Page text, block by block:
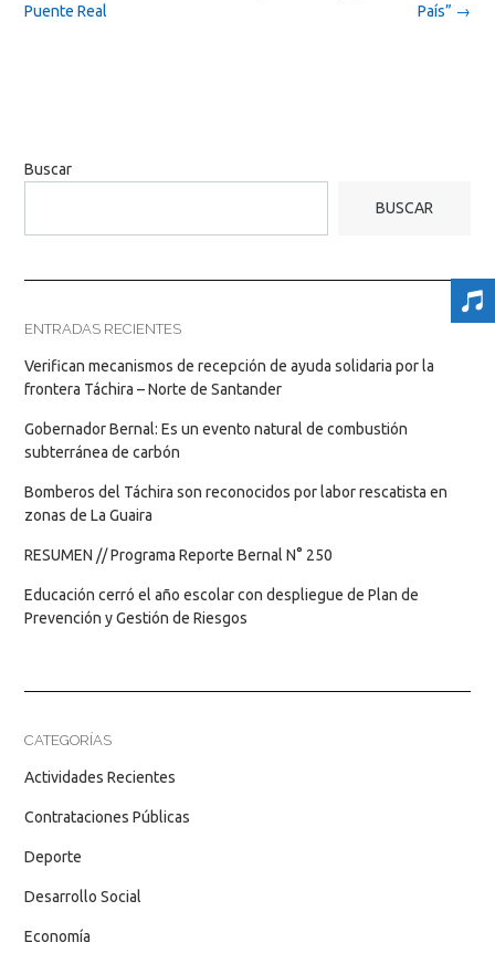
País” →
Puente Real
Buscar
BUSCAR
ENTRADAS RECIENTES
Verifican mecanismos de recepción de ayuda solidaria por la
frontera Táchira – Norte de Santander
Gobernador Bernal: Es un evento natural de combustión
subterránea de carbón
Bomberos del Táchira son reconocidos por labor rescatista en
zonas de La Guaira
RESUMEN // Programa Reporte Bernal N° 250
Educación cerró el año escolar con despliegue de Plan de
Prevención y Gestión de Riesgos
CATEGORÍAS
Actividades Recientes
Contrataciones Públicas
Deporte
Desarrollo Social
Economía